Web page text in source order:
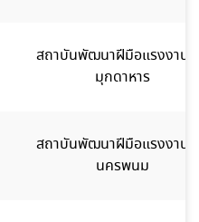
สถาบันพัฒนาฝีมือแรงงาน
มุกดาหาร
สถาบันพัฒนาฝีมือแรงงาน
นครพนม